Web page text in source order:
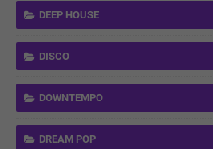
DEEP HOUSE
DISCO
DOWNTEMPO
DREAM POP